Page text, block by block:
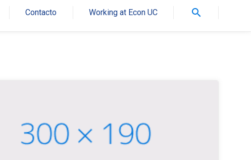
Contacto Working at Econ UC search